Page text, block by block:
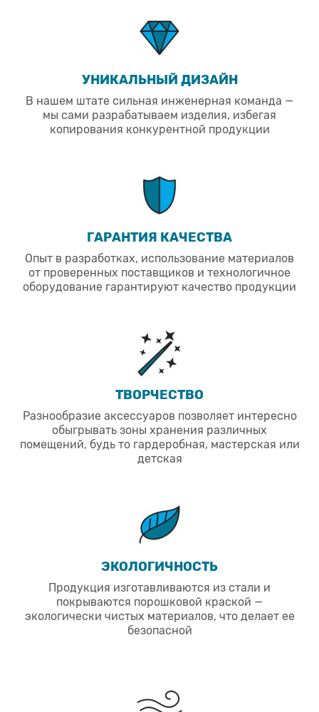
УНИКАЛЬНЫЙ ДИЗАЙН
В нашем штате сильная инженерная команда —
мы сами разрабатываем изделия, избегая
копирования конкурентной продукции
ГАРАНТИЯ КАЧЕСТВА
Опыт в разработках, использование материалов
от проверенных поставщиков и технологичное
оборудование гарантируют качество продукции
ТВОРЧЕСТВО
Разнообразие аксессуаров позволяет интересно
обыгрывать зоны хранения различных
помещений, будь то гардеробная, мастерская или
детская
ЭКОЛОГИЧНОСТЬ
Продукция изготавливаются из стали и
покрываются порошковой краской —
экологически чистых материалов, что делает ее
безопасной